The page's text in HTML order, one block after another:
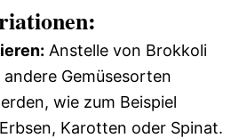
Anstelle von Brokkoli
Gemüsesorten
wie zum Beispiel
Karotten oder Spinat.